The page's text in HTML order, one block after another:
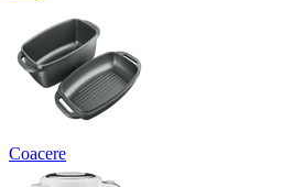
Coacere